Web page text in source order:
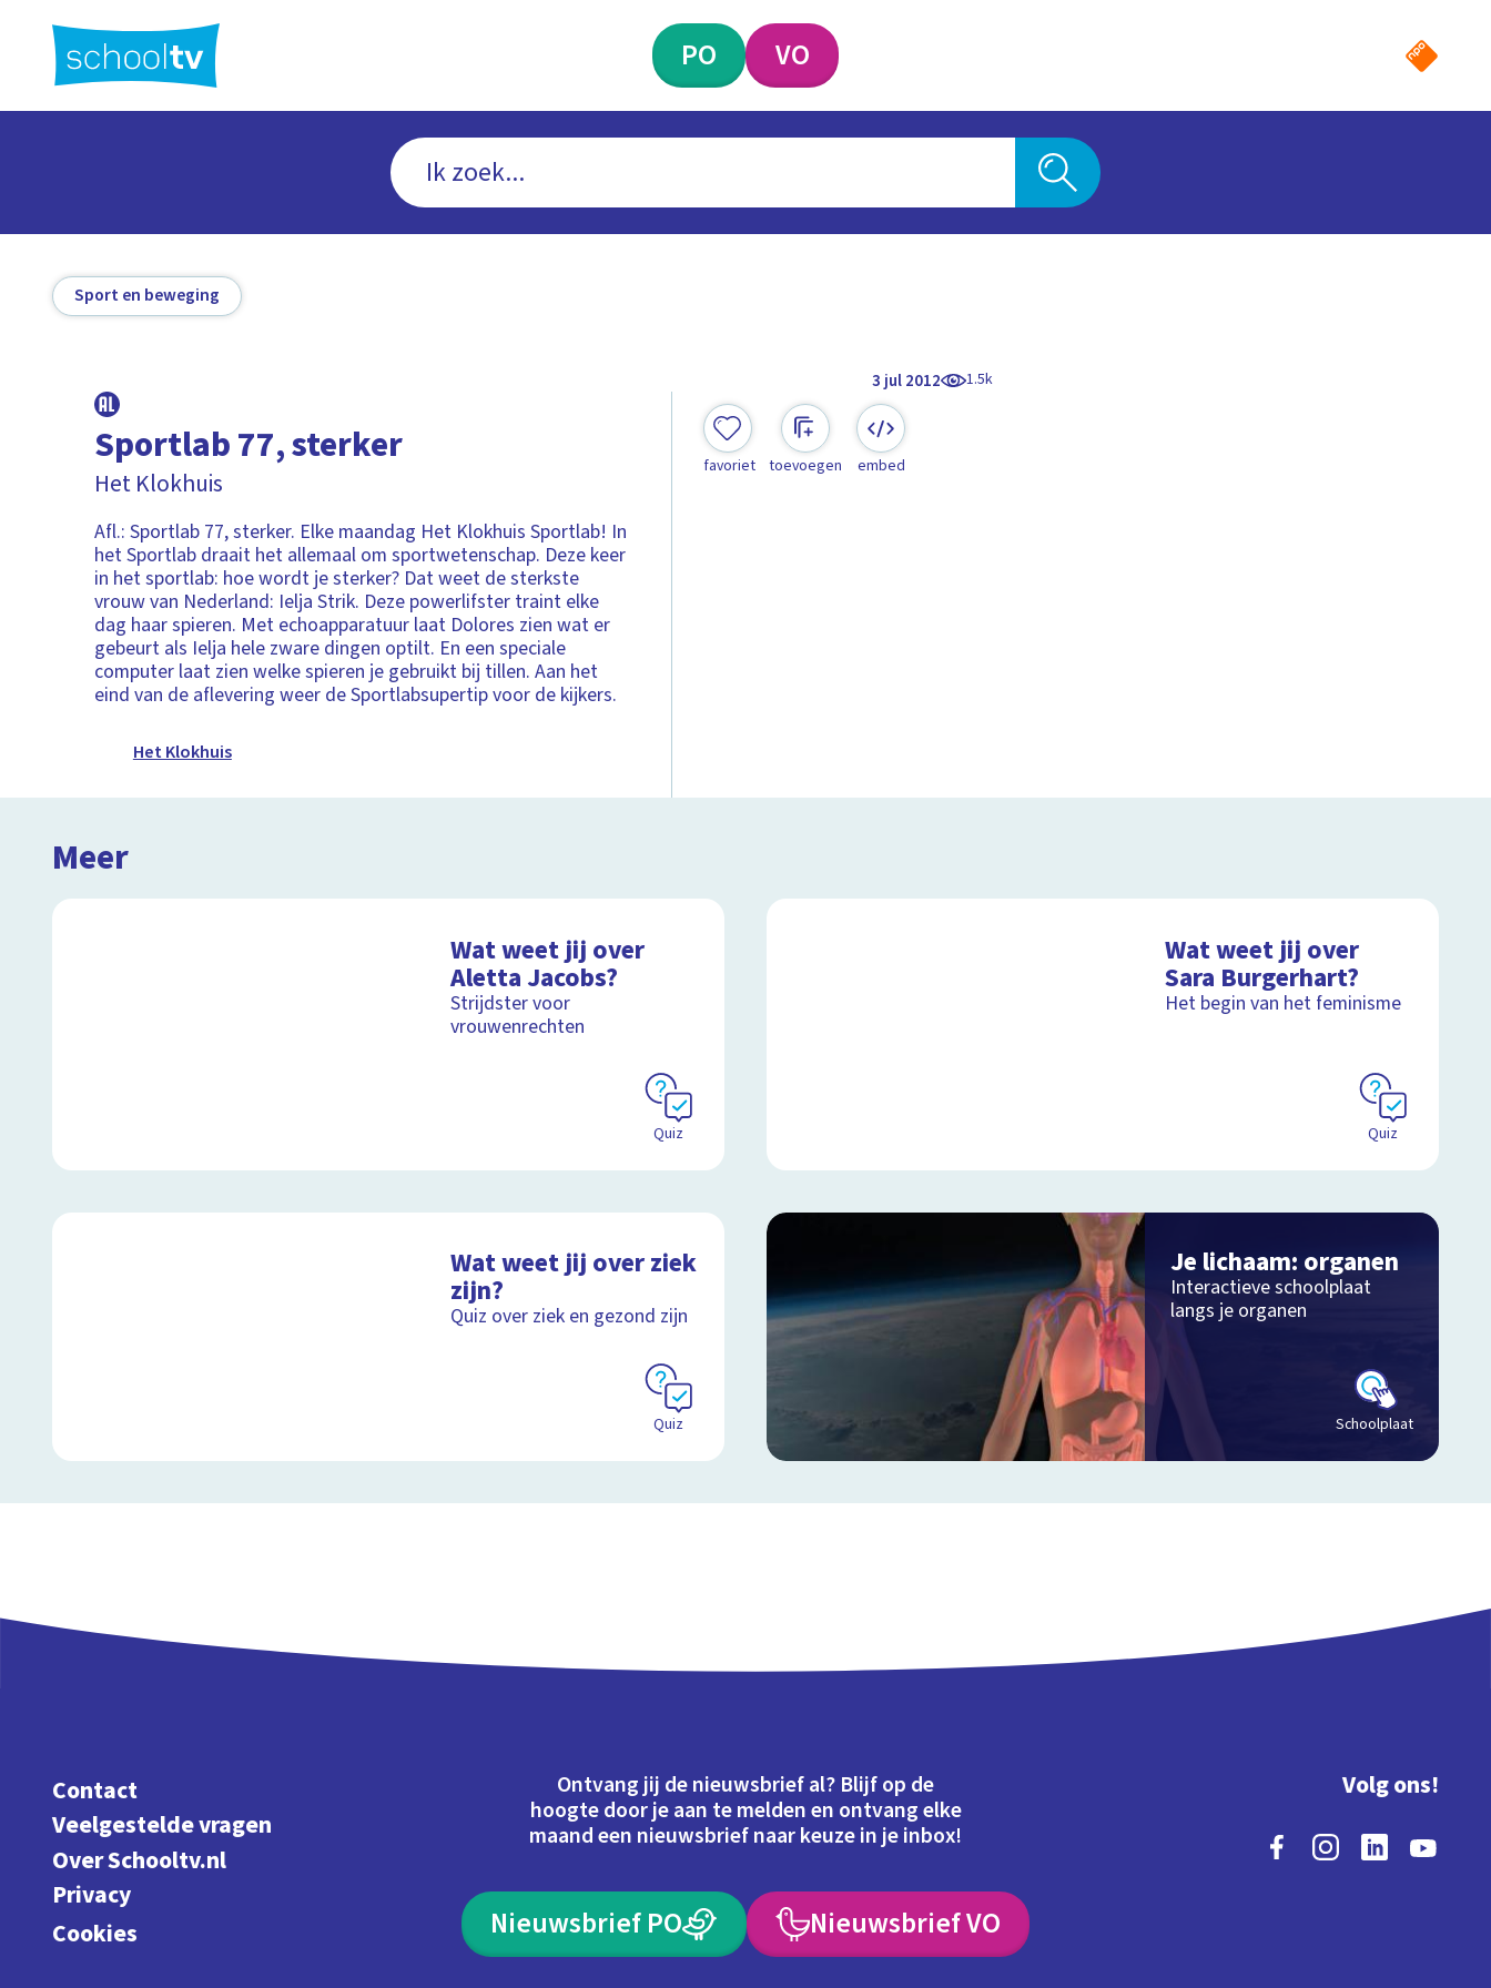
hoofdinhoud
PO VO
Sport en beweging
3 jul 2012 1.5k
Sportlab 77, sterker
Het Klokhuis
Afl.: Sportlab 77, sterker. Elke maandag Het Klokhuis Sportlab! In
het Sportlab draait het allemaal om sportwetenschap. Deze keer
in het sportlab: hoe wordt je sterker? Dat weet de sterkste
vrouw van Nederland: Ielja Strik. Deze powerlifster traint elke
dag haar spieren. Met echoapparatuur laat Dolores zien wat er
gebeurt als Ielja hele zware dingen optilt. En een speciale
computer laat zien welke spieren je gebruikt bij tillen. Aan het
eind van de aflevering weer de Sportlabsupertip voor de kijkers.
Het Klokhuis
favoriet toevoegen embed
Meer
Wat weet jij over
Aletta Jacobs?
Strijdster voor
vrouwenrechten
Quiz
Wat weet jij over
Sara Burgerhart?
Het begin van het feminisme
Quiz
Wat weet jij over ziek
zijn?
Quiz over ziek en gezond zijn
Quiz
Je lichaam: organen
Interactieve schoolplaat
langs je organen
Schoolplaat
Contact
Veelgestelde vragen
Over Schooltv.nl
Privacy
Cookies
Ontvang jij de nieuwsbrief al? Blijf op de
hoogte door je aan te melden en ontvang elke
maand een nieuwsbrief naar keuze in je inbox!
Nieuwsbrief PO Nieuwsbrief VO
Volg ons!